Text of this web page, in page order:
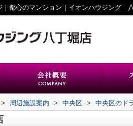
｜都心のマンション｜イオンハウジング
> 周辺施設案内 > 中央区 > 中央区のド